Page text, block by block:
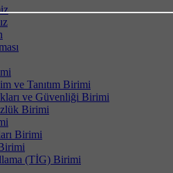
ve Tanıtım Birimi
ve Güvenliği Birimi
Birimi
Birimi
(TİG) Birimi